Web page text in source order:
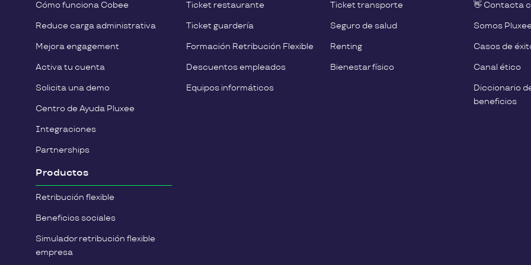
Cómo funciona Cobee
Reduce carga administrativa
Mejora engagement
Activa tu cuenta
Solicita una demo
Centro de Ayuda Pluxee
Integraciones
Partnerships
Productos
Retribución flexible
Beneficios sociales
Simulador retribución flexible
empresa
Ticket restaurante Ticket transporte
Ticket guardería Seguro de salud
Formación Retribución Flexible Renting
Descuentos empleados Bienestar físico
Equipos informáticos
👋 Contacta
Somos
Casos de
Canal ético
Diccionario
beneficios